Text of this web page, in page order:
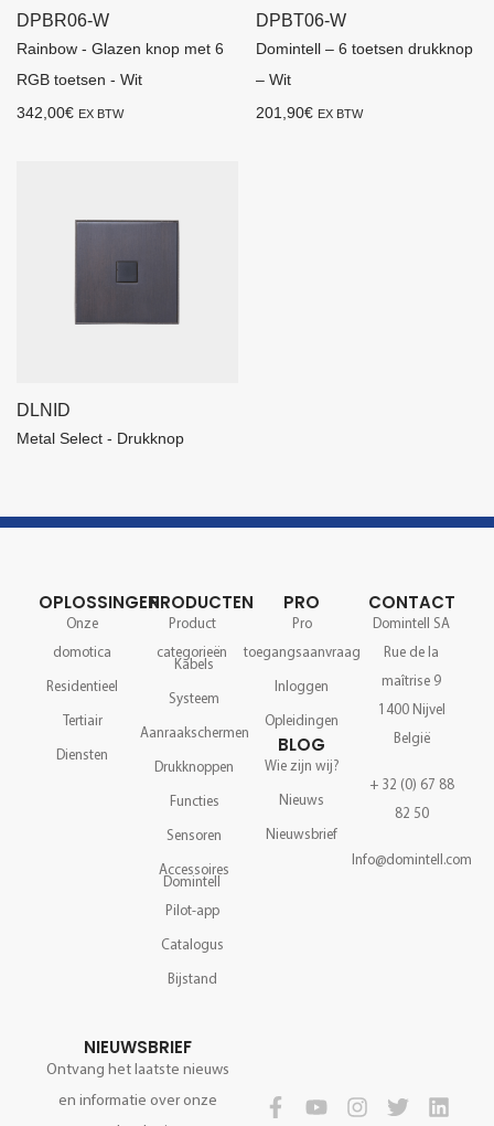
DPBR06-W
Rainbow - Glazen knop met 6
RGB toetsen - Wit
342,00€ EX BTW
DPBT06-W
Domintell – 6 toetsen drukknop
– Wit
201,90€ EX BTW
DLNID
Metal Select - Drukknop
OPLOSSINGEN
Onze
domotica
Residentieel
Tertiair
Diensten
PRODUCTEN
Product
categorieën
Kabels
Systeem
Aanraakschermen
Drukknoppen
Functies
Sensoren
Accessoires
Domintell
Pilot-app
Catalogus
Bijstand
PRO
Pro
toegangsaanvraag
Inloggen
Opleidingen
BLOG
Wie zijn wij?
Nieuws
Nieuwsbrief
CONTACT
Domintell SA
Rue de la
maîtrise 9
1400 Nijvel
België
+ 32 (0) 67 88
82 50
Info@domintell.com
NIEUWSBRIEF
Ontvang het laatste nieuws
en informatie over onze